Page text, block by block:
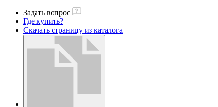
Задать вопрос
Где купить?
Скачать страницу из каталога